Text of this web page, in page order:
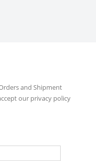
and Shipment
our privacy policy